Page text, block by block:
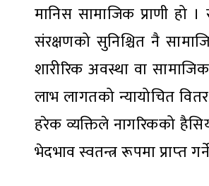
मानिस सामाजिक प्राणी हो
संरक्षणको सुनिश्चित नै
शारीरिक अवस्था वा
लाभ लागतको न्यायोचित
हरेक व्यक्तिले नागरिकको
भेदभाव स्वतन्त्र रूपमा प्राप्‍त